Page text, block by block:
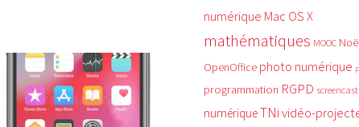
numérique Mac OS X
mathématiques MOOC
OpenOffice photo numérique
programmation RGPD screencast
numériqueTNividéo-